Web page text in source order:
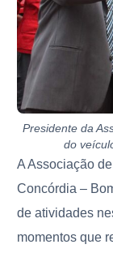
Presidente da
do
A Associação
Concórdia –
de atividades
momentos que